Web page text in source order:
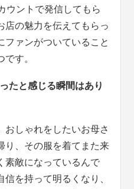
ウントで発信してもら
店の魅力を伝えてもらっ
ファンがついていること
す。
たと感じる瞬間はあり
おしゃれをしたいお母さ
り、その服を着てまた来
素敵になっているんで
を持って明るくなり、